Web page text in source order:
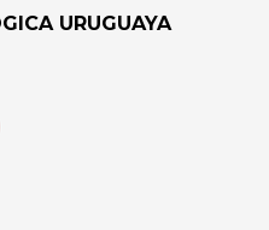
URUGUAYA